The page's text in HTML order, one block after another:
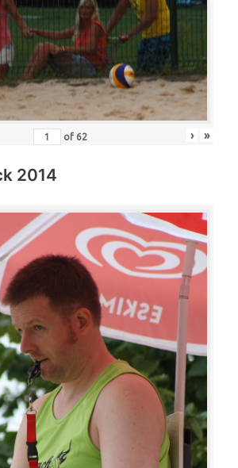
of 62 › »
2014